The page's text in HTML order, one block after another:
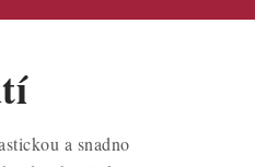
a snadno